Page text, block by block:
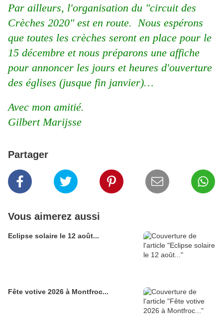
Par ailleurs, l'organisation du "circuit des
Crèches 2020" est en route. Nous espérons
que toutes les crèches seront en place pour le
15 décembre et nous préparons une affiche
pour annoncer les jours et heures d'ouverture
des églises (jusque fin janvier)…
Avec mon amitié.
Gilbert Marijsse
Partager
Vous aimerez aussi
Eclipse solaire le 12 août...
Fête votive 2026 à Montfroc...